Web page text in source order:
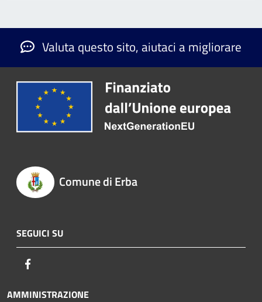
Valuta questo sito, aiutaci a migliorare
Comune di Erba
SEGUICI SU
AMMINISTRAZIONE